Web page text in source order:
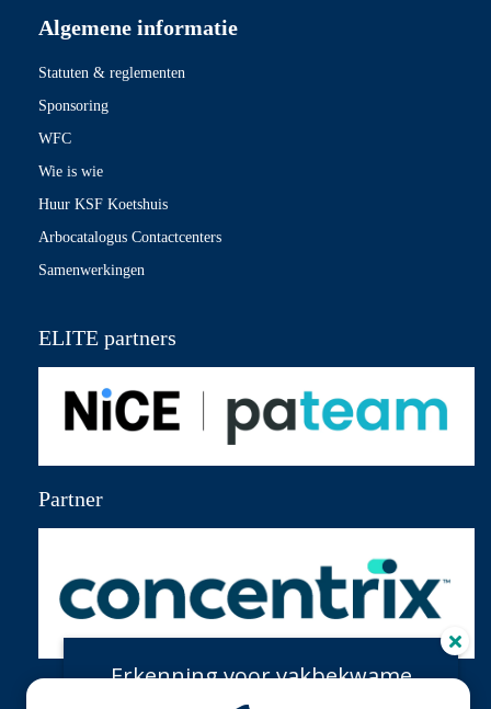
Algemene informatie
Statuten & reglementen
Sponsoring
WFC
Wie is wie
Huur KSF Koetshuis
Arbocatalogus Contactcenters
Samenwerkingen
ELITE partners
Partner
Erkenning voor vakbekwame